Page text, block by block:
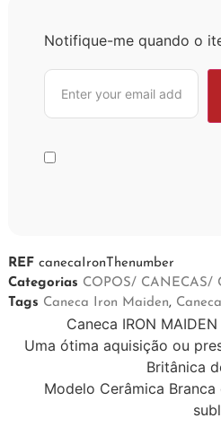
Notifique-me quando o
REFcanecaIronThenumber
Categorias COPOS/ CANECAS/
Tags Caneca Iron Maiden,
Caneca IRON
Uma ótima aquisição ou
Britânica
Modelo Cerâmica